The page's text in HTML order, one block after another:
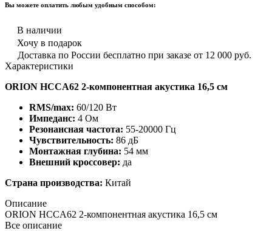
Вы можете оплатить любым удобным способом:
В наличии
Хочу в подарок
Доставка по России бесплатно при заказе от 12 000 руб.
Характеристики
ORION HCCA62 2-компонентная акустика 16,5 см
RMS/max: 60/120 Вт
Импеданс: 4 Ом
Резонансная частота: 55-20000 Гц
Чувствительность: 86 дБ
Монтажная глубина: 54 мм
Внешний кроссовер: да
Страна производства: Китай
Описание
ORION HCCA62 2-компонентная акустика 16,5 см
Все описание